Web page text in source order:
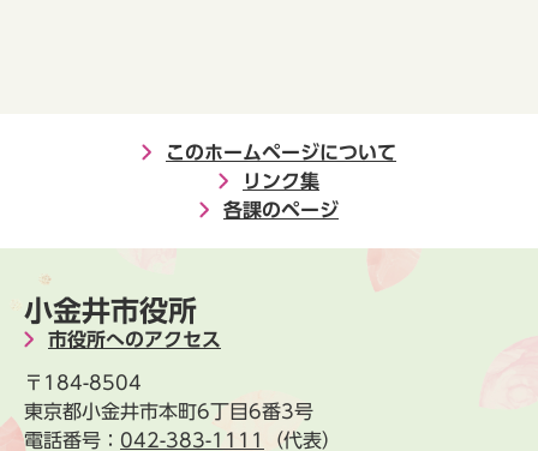
このホームページについて
リンク集
各課のページ
小金井市役所
市役所へのアクセス
〒184-8504
東京都小金井市本町6丁目6番3号
電話番号： 042-383-1111 （代表）